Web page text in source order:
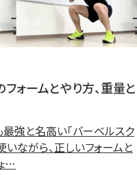
ォームとやり方、重量と
強と名高い「バーベルスク
いながら、正しいフォームと
…